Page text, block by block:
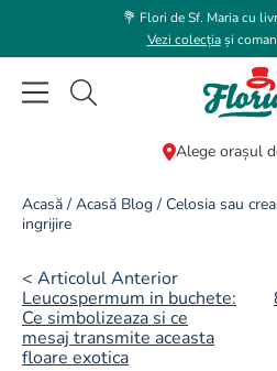
💐 Flori de Sf. Maria cu
Vezi colecțiași
Caută flori, plante, cadouri...
Alege orașul
Acasă / Acasă Blog / Celosia sau
ingrijire
< Articolul Anterior
Leucospermum in buchete:
Ce simbolizeaza si ce
mesaj transmite aceasta
floare exotica
CĂUTĂRI POPULARE
2.
coroana funerara
3.
floarea soarelui
4.
buchet lalele